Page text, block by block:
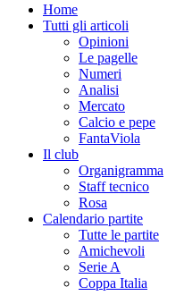
Home
Tutti gli articoli
Opinioni
Le pagelle
Numeri
Analisi
Mercato
Calcio e pepe
FantaViola
Il club
Organigramma
Staff tecnico
Rosa
Calendario partite
Tutte le partite
Amichevoli
Serie A
Coppa Italia